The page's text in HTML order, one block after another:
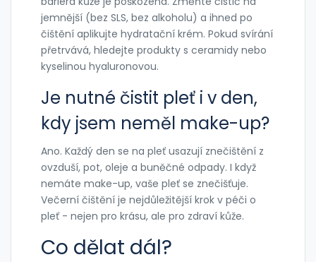
jemnější (bez SLS, bez alkoholu) a ihned po
čištění aplikujte hydratační krém. Pokud svírání
přetrvává, hledejte produkty s ceramidy nebo
kyselinou hyaluronovou.
Je nutné čistit pleť i v den,
kdy jsem neměl make-up?
Ano. Každý den se na pleť usazují znečištění z
ovzduší, pot, oleje a buněčné odpady. I když
nemáte make-up, vaše pleť se znečišťuje.
Večerní čištění je nejdůležitější krok v péči o
pleť - nejen pro krásu, ale pro zdraví kůže.
Co dělat dál?